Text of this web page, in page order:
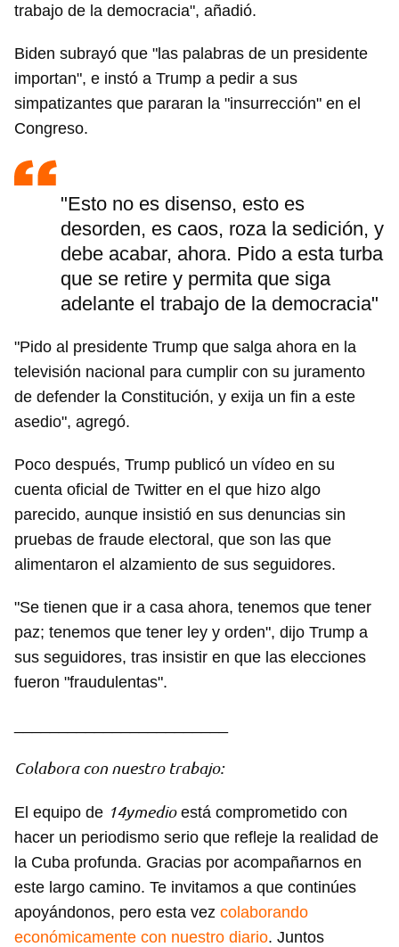
trabajo de la democracia", añadió.
Biden subrayó que "las palabras de un presidente
importan", e instó a Trump a pedir a sus
simpatizantes que pararan la "insurrección" en el
Congreso.
"Esto no es disenso, esto es
desorden, es caos, roza la sedición, y
debe acabar, ahora. Pido a esta turba
que se retire y permita que siga
adelante el trabajo de la democracia"
"Pido al presidente Trump que salga ahora en la
televisión nacional para cumplir con su juramento
de defender la Constitución, y exija un fin a este
asedio", agregó.
Poco después, Trump publicó un vídeo en su
cuenta oficial de Twitter en el que hizo algo
parecido, aunque insistió en sus denuncias sin
pruebas de fraude electoral, que son las que
alimentaron el alzamiento de sus seguidores.
"Se tienen que ir a casa ahora, tenemos que tener
paz; tenemos que tener ley y orden", dijo Trump a
sus seguidores, tras insistir en que las elecciones
fueron "fraudulentas".
Colabora con nuestro trabajo:
El equipo de 14ymedioestá comprometido con
hacer un periodismo serio que refleje la realidad de
la Cuba profunda. Gracias por acompañarnos en
este largo camino. Te invitamos a que continúes
apoyándonos, pero esta vez colaborando
económicamente con nuestro diario. Juntos